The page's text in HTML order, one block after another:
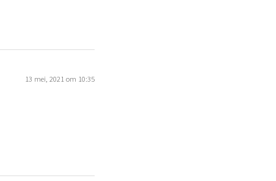
13 mei, 2021 om 10:35